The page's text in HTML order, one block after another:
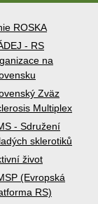
ROSKA
- RS
na
Zväz
Multiplex
- Sdružení
sklerotiků
život
(Evropská
RS)